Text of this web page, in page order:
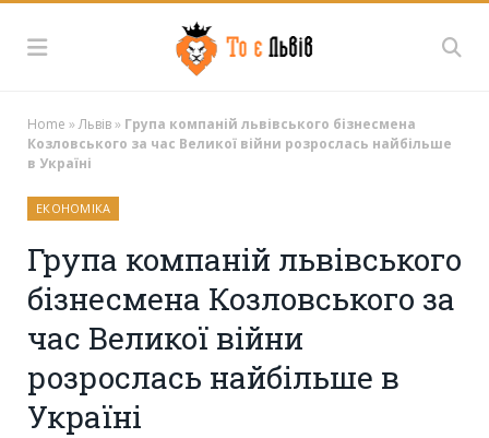
Home »Львів» Група компаній львівського бізнесмена
Козловського за час Великої війни розрослась найбільше
в Україні
ЕКОНОМІКА
Група компаній львівського
бізнесмена Козловського за
час Великої війни
розрослась найбільше в
Україні